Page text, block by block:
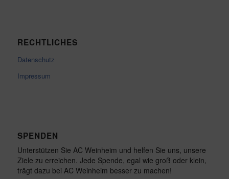
RECHTLICHES
Datenschutz
Impressum
SPENDEN
Unterstützen Sie AC Weinheim und helfen Sie uns, unsere
Ziele zu erreichen. Jede Spende, egal wie groß oder klein,
trägt dazu bei AC Weinheim besser zu machen!